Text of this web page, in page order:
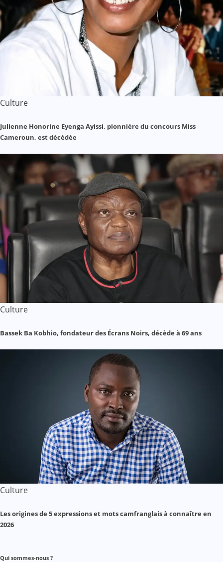
Culture
Julienne Honorine Eyenga Ayissi, pionnière du concours Miss
Cameroun, est décédée
Culture
Bassek Ba Kobhio, fondateur des Écrans Noirs, décède à 69 ans
Culture
Les origines de 5 expressions et mots camfranglais à connaître en
2026
Qui sommes-nous ?